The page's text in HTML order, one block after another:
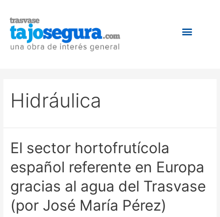
Hidráulica
El sector hortofrutícola
español referente en Europa
gracias al agua del Trasvase
(por José María Pérez)